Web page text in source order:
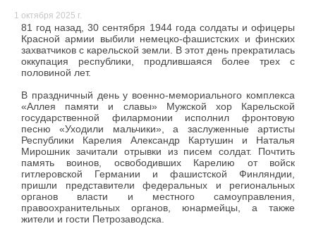
1 октября 2025 г.
81 год назад, 30 сентября 1944 года солдаты и офицеры
Красной армии выбили немецко-фашистских и финских
захватчиков с карельской земли. В этот день прекратилась
оккупация республики, продлившаяся более трех с
половиной лет.
В праздничный день у военно-мемориального комплекса
«Аллея памяти и славы» Мужской хор Карельской
государственной филармонии исполнил фронтовую
песню «Уходили мальчики», а заслуженные артисты
Республики Карелия Александр Картушин и Наталья
Мирошник зачитали отрывки из писем солдат. Почтить
память воинов, освободивших Карелию от войск
гитлеровской Германии и фашистской Финляндии,
пришли представители федеральных и региональных
органов власти и местного самоуправления,
правоохранительных органов, юнармейцы, а также
жители и гости Петрозаводска.